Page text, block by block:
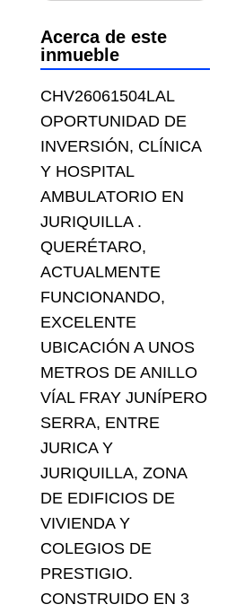
Acerca de este
inmueble
CHV26061504LAL
OPORTUNIDAD DE
INVERSIÓN, CLÍNICA
Y HOSPITAL
AMBULATORIO EN
JURIQUILLA .
QUERÉTARO,
ACTUALMENTE
FUNCIONANDO,
EXCELENTE
UBICACIÓN A UNOS
METROS DE ANILLO
VÍAL FRAY JUNÍPERO
SERRA, ENTRE
JURICA Y
JURIQUILLA, ZONA
DE EDIFICIOS DE
VIVIENDA Y
COLEGIOS DE
PRESTIGIO.
CONSTRUIDO EN 3